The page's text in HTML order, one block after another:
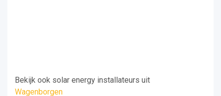
Bekijk ook solar energy installateurs uit
Wagenborgen